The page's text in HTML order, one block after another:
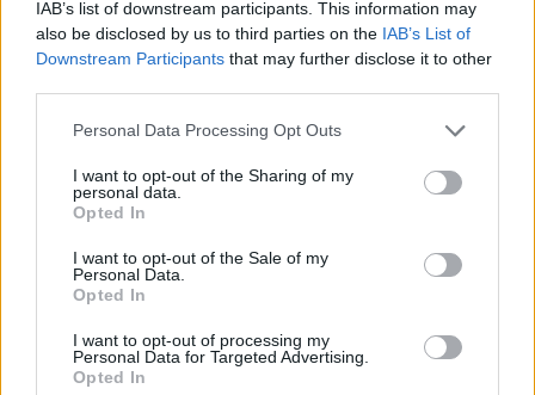
IAB’s list of downstream participants. This information may
also be disclosed by us to third parties on the IAB’s List of
Downstream Participants that may further disclose it to other
Please note that this website/app uses one or more Google
not limited to your visit or usage behaviour. You may click to
grant or deny consent to Google and its third-party tags to
use your data for below specified purposes in below Google
consent section.
Personal Data Processing Opt Outs
I want to opt-out of the Sharing of my
personal data.
Opted In
I want to opt-out of the Sale of my
Personal Data.
Opted In
I want to opt-out of processing my
Personal Data for Targeted Advertising.
Opted In
Non sono stati segnalati feriti
Nonostante la portata dell’incidente, non sono stati segnalati
la causa esatta dell’incidente.
L’incidente fa eco a un caso simile avvenuto sull’autostrada
M6 nell’aprile 2025, quando un’altra autocisterna di latte si è
un fossato sul ciglio della strada, hariferito allora Blikk
In quel caso, la polizia disse che il conducente potrebbe